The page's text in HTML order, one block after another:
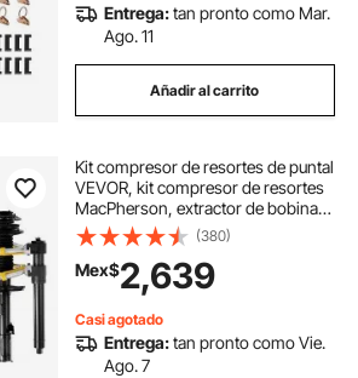
Entrega:tan pronto como Mar.
Ago. 11
Añadir al carrito
Kit compresor de resortes de puntal
VEVOR, kit compresor de resortes
MacPherson, extractor de bobinas
de puntal de horquilla
intercambiable, con funda
protectora amarilla y estuche de
transporte.
(380)
Mex$2,639
Casi agotado
Entrega:tan pronto como Vie.
Ago. 7